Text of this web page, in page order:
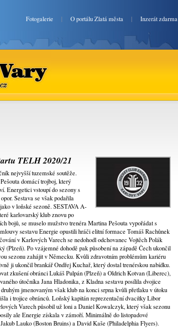
Fotogalerie | O portálu Zlatá města | Inzerát zdarma
TELH 2020/21
nejvyšší tuzemské soutěže.
domácí trojboj, který
Energetici vstoupí do sezony s
Sestava se však podařila
v loňské sezoně. SESTAVA A-
karlovarský klub znovu po
bojů, se muselo mužstvo trenéra Martina Pešouta vypořádat s
sestavu Energie opustili hráči elitní formace Tomáš Rachůnek
v Karlových Varech se nedohodl odchovanec Vojtěch Polák
(Plzeň). Po vzájemné dohodě pak působení na západě Čech ukončil
sezonu zahájit v Německu. Kvůli zdravotním problémům kariéru
ji ukončil brankář Ondřej Kuchař, který dostal trenérskou nabídku.
zkušení obránci Lukáš Pulpán (Plzeň) a Oldrich Kotvan (Liberec),
útočníka Jana Hladonika, z Kladna sestavu posílila dvojice
jmenovaným však klub na konci srpna kvůli přetlaku v útoku
i trojice obránců. Loňský kapitán reprezentační dvacítky Libor
Varech působil už loni a Daniel Kowalczyk, který však sezonu
ale Energie získala v zámoří. Minimálně do listopadové
Lauko (Boston Bruins) a David Kaše (Philadelphia Flyers).